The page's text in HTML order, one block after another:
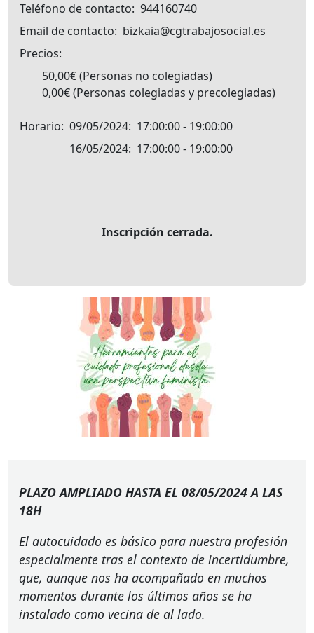
Teléfono de contacto 944160740
Email de contacto
bizkaia@cgtrabajosocial.es
Precios
50,00€ Personas no colegiadas
0,00€ Personas colegiadas y precolegiadas
Horario 09/05/2024 17:00:00 - 19:00:00
16/05/2024 17:00:00 - 19:00:00
Inscripción cerrada.
PLAZO AMPLIADO HASTA EL 08/05/2024 A LAS
18H
El autocuidado es básico para nuestra profesión
especialmente tras el contexto de incertidumbre,
que, aunque nos ha acompañado en muchos
momentos durante los últimos años se ha
instalado como vecina de al lado.